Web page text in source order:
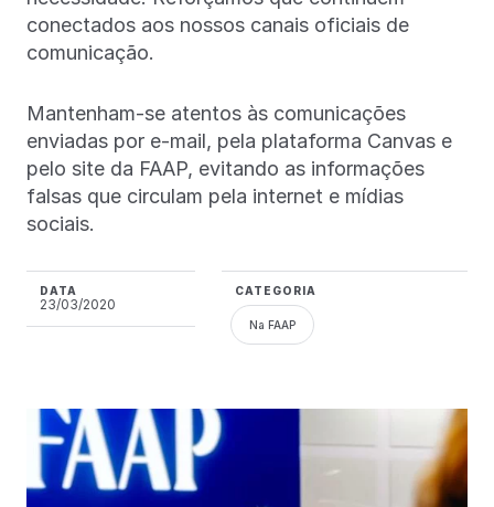
conectados aos nossos canais oficiais de
comunicação.
Mantenham-se atentos às comunicações
enviadas por e-mail, pela plataforma Canvas e
pelo site da FAAP, evitando as informações
falsas que circulam pela internet e mídias
sociais.
DATA
23/03/2020
CATEGORIA
Na FAAP